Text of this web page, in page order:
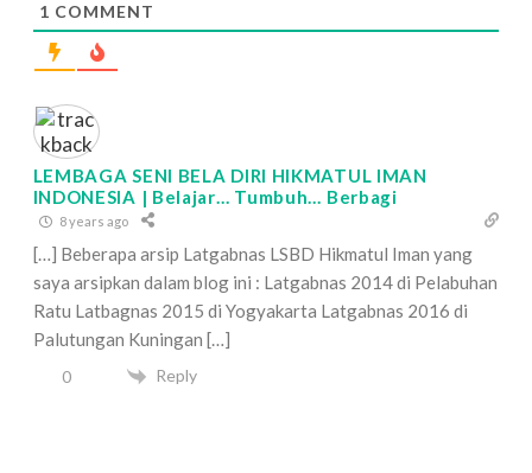
1 COMMENT
LEMBAGA SENI BELA DIRI HIKMATUL IMAN
INDONESIA | Belajar… Tumbuh… Berbagi
8 years ago
[…] Beberapa arsip Latgabnas LSBD Hikmatul Iman yang
saya arsipkan dalam blog ini : Latgabnas 2014 di Pelabuhan
Ratu Latbagnas 2015 di Yogyakarta Latgabnas 2016 di
Palutungan Kuningan […]
0 Reply